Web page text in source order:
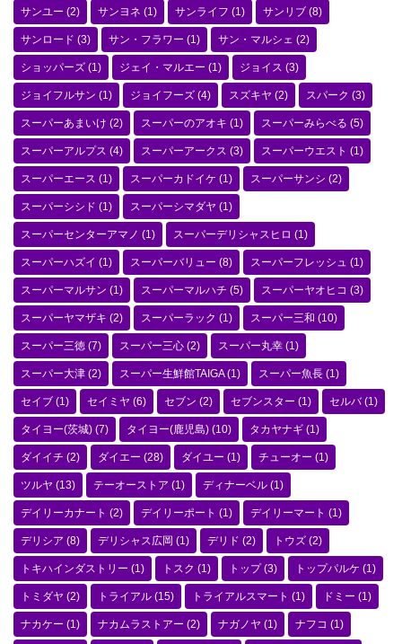
サンユー (2) サンヨネ (1) サンライフ (1) サンリブ (8)
サンロード (3) サン・フラワー (1) サン・マルシェ (2)
ショッパーズ (1) ジェイ・マルエー (1) ジョイス (3)
ジョイフルサン (1) ジョイフーズ (4) スズキヤ (2) スパーク (3)
スーパーあまいけ (2) スーパーのアオキ (1) スーパーみらべる (5)
スーパーアルプス (4) スーパーアークス (3) スーパーウエスト (1)
スーパーエース (1) スーパーカドイケ (1) スーパーサンシ (2)
スーパーシシド (1) スーパーシマダヤ (1)
スーパーセンターアマノ (1) スーパーデリシャスヒロ (1)
スーパーハズイ (1) スーパーバリュー (8) スーパーフレッシュ (1)
スーパーマルサン (1) スーパーマルハチ (5) スーパーヤオヒコ (3)
スーパーヤマザキ (2) スーパーラック (1) スーパー三和 (10)
スーパー三徳 (7) スーパー三心 (2) スーパー丸幸 (1)
スーパー大津 (2) スーパー生鮮館TAIGA(1) スーパー魚長 (1)
セイブ (1) セイミヤ (6) セブン (2) セブンスター (1) セルバ(1)
タイヨー(茨城) (7) タイヨー(鹿児島) (10) タカヤナギ (1)
ダイイチ (2) ダイエー (28) ダイユー (1) チューオー (1)
ツルヤ (13) テーオーストア (1) ディナーベル (1)
デイリーカナート (2) デイリーポート (1) デイリーマート (1)
デリシア (8) デリシャス広岡 (1) デリド (2) トウズ (2)
トキハインダストリー (1) トスク (1) トップ(3) トップパルケ (1)
トミダヤ (2) トライアル (15) トライアルスマート (1) ドミー (1)
ナカケー (1) ナカムラストアー (2) ナガノヤ (1) ナフコ (1)